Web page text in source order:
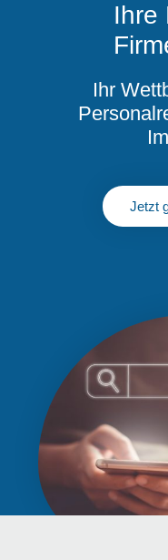
Ihre
Ihr
Jetzt